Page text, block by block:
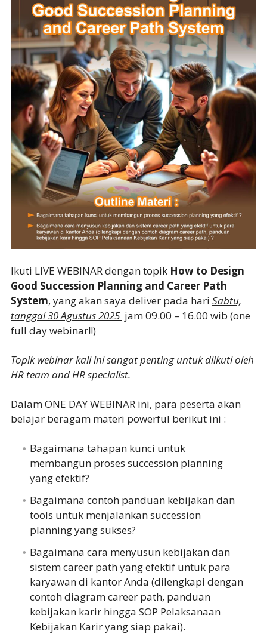
Ikuti LIVE WEBINAR dengan topik How to Design
Good Succession Planning and Career Path
System, yang akan saya deliver pada hari Sabtu,
tanggal 30 Agustus 2025 jam 09.00 – 16.00 wib (one
full day webinar!!)
Topik webinar kali ini sangat penting untuk diikuti oleh
HR team and HR specialist.
Dalam ONE DAY WEBINAR ini, para peserta akan
belajar beragam materi powerful berikut ini :
Bagaimana tahapan kunci untuk
membangun proses succession planning
yang efektif?
Bagaimana contoh panduan kebijakan dan
tools untuk menjalankan succession
planning yang sukses?
Bagaimana cara menyusun kebijakan dan
sistem career path yang efektif untuk para
karyawan di kantor Anda (dilengkapi dengan
contoh diagram career path, panduan
kebijakan karir hingga SOP Pelaksanaan
Kebijakan Karir yang siap pakai).